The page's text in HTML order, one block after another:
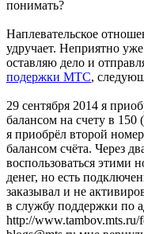
понимать?
Наплевательское
удручает. Неприятно
оставляю дело и
подержки МТС,
29 сентября 2014 я
балансом на счету в 150
я приобрёл второй
балансом счёта. Через
воспользоваться этими
денег, но есть
заказывал и не
в службу поддержки по
http://www.tambov.mts.ru/